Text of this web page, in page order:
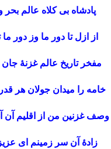
پادشاه بی کلاه عالم
از ازل تا دور ما وز دور ما
مفخر تاریخ عالم غزنۀ
خامه را میدان جولان هر
وصف غزنین من از اقلیم آن
زادۀ آن سر زمینم ای